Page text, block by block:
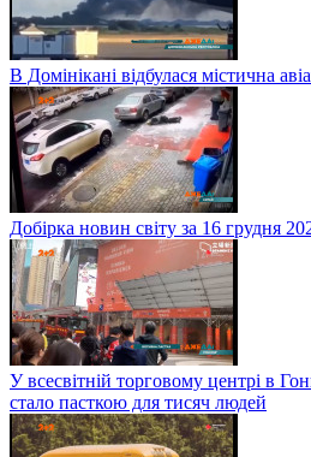
В Домінікані відбулася містична
Добірка новин світу за 16 грудня
У всесвітній торговому центрі в
стало пасткою для тисяч людей